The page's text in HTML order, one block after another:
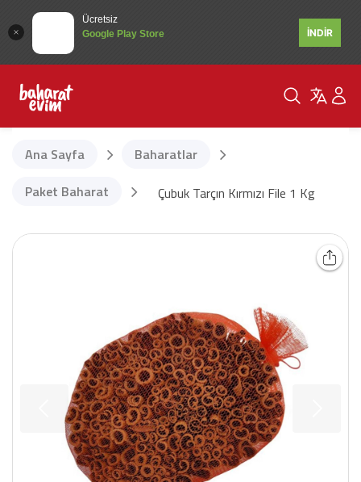
Ücretsiz
Google Play Store
İNDİR
Ana Sayfa
Baharatlar
Paket Baharat
Çubuk Tarçın Kırmızı File 1 Kg